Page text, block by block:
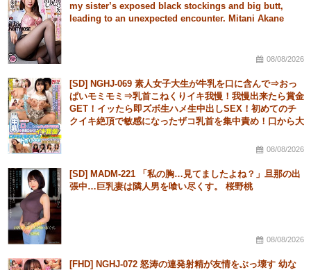
my sister’s exposed black stockings and big butt,
leading to an unexpected encounter. Mitani Akane
08/08/2026
[SD] NGHJ-069 素人女子大生が牛乳を口に含んで⇒おっ
ぱいモミモミ⇒乳首こねくりイキ我慢！我慢出来たら賞金
GET！イッたら即ズボ生ハメ生中出しSEX！初めてのチ
クイキ絶頂で敏感になったザコ乳首を集中責め！口から大
08/08/2026
[SD] MADM-221 「私の胸…見てましたよね？」旦那の出
張中…巨乳妻は隣人男を喰い尽くす。 桜野桃
08/08/2026
[FHD] NGHJ-072 怒涛の連発射精が友情をぶっ壊す 幼な